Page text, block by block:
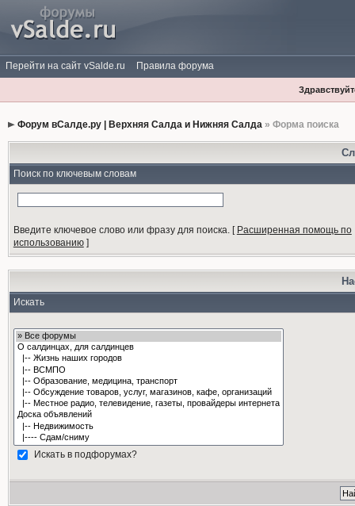
Перейти на сайт vSalde.ru Правила форума
Форум вСалде.ру | Верхняя Салда и Нижняя Салда» Форма поиска
Поиск по ключевым словам
Введите ключевое слово или фразу для поиска.[ Расширенная помощь по
использованию]
Искать
Искать в подфорумах?